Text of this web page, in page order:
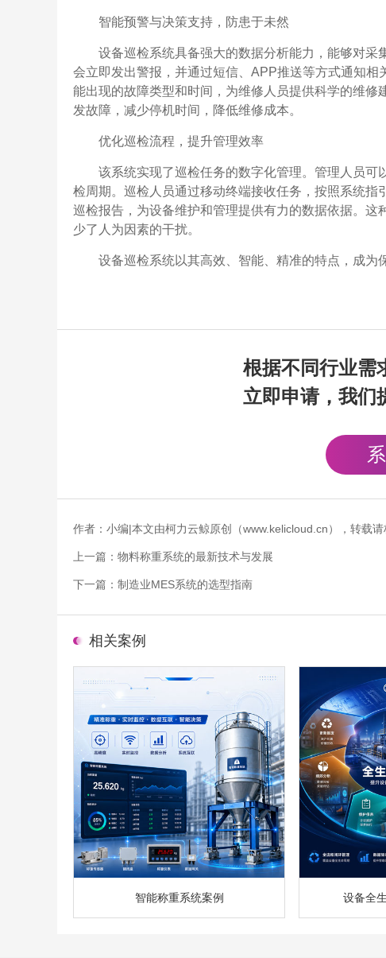
智能预警与决策支持，防患于未然
设备巡检系统具备强大的数据分析能力，能够对
会立即发出警报，并通过短信、APP推送等方式通知
能出现的故障类型和时间，为维修人员提供科学的维
发故障，减少停机时间，降低维修成本。
优化巡检流程，提升管理效率
该系统实现了巡检任务的数字化管理。管理人员
检周期。巡检人员通过移动终端接收任务，按照系统
巡检报告，为设备维护和管理提供有力的数据依据。
少了人为因素的干扰。
设备巡检系统以其高效、智能、精准的特点，成为
根据不同行业需
立即申请，我们
作者：小编|本文由柯力云鲸原创（www.kelicloud.cn），转载
上一篇： 物料称重系统的最新技术与发展
下一篇： 制造业MES系统的选型指南
相关案例
智能称重系统案例 设备全